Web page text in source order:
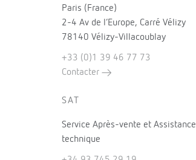
Paris (France)
2-4 Av de l’Europe, Carré Vélizy
78140 Vélizy-Villacoublay
+33 (0)1 39 46 77 73
Contacter
SAT
Service Après-vente et Assistance
technique